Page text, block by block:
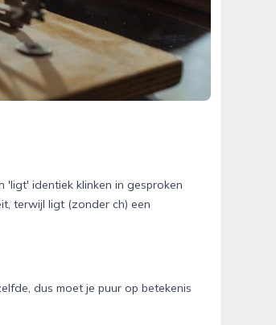
'ligt' identiek klinken in gesproken
terwijl ligt (zonder ch) een
dus moet je puur op betekenis